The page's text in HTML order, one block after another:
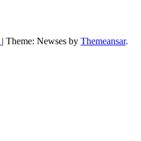
| Theme: Newses by Themeansar.